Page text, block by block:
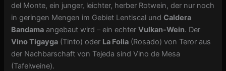
del Monte, ein junger, leichter, herber Rotwein, der nur noch
in geringen Mengen im Gebiet Lentiscal undCaldera
Bandama angebaut wird – ein echterVulkan-Wein. Der
Vino Tigayga (Tinto) oder La Folia (Rosado) von Teror aus
der Nachbarschaft von Tejeda sind Vino de Mesa
(Tafelweine).